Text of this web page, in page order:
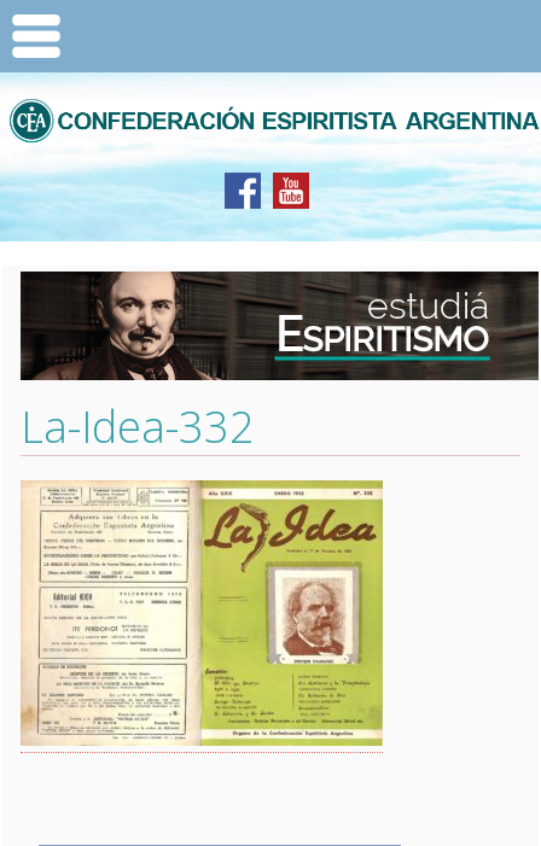
La-Idea-332